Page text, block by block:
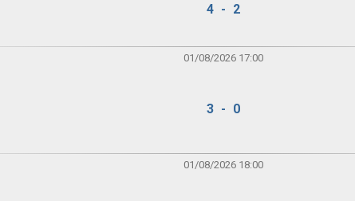
4 - 2
01/08/2026 17:00
3 - 0
01/08/2026 18:00